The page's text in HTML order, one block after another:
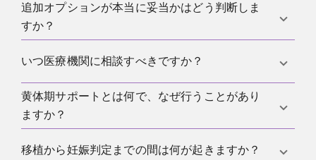
ます。まずは 精液検査 からです。
方法、薬剤、検査室、追加ステップ、試行回数で大
きく変わります。整理された入口として
追加オプションが本当に妥当かはどう判断しま
すか？
妥当な説明は、具体的な問題、代替案、目的が安全
曖昧なら、評価指標と施設のデータを確認しましょ
う。
いつ医療機関に相談すべきですか？
一般的には、定期的に避妊せずに過ごしても約1年妊
娠しない場合が目安で、年齢が高い場合やリスクが
黄体期サポートとは何で、なぜ行うことがあり
ますか？
黄体期サポートは周期後半に薬を使い、妊娠初期の
移植から妊娠判定までの間は何が起きますか？